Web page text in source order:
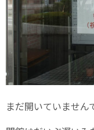
まだ開いていません